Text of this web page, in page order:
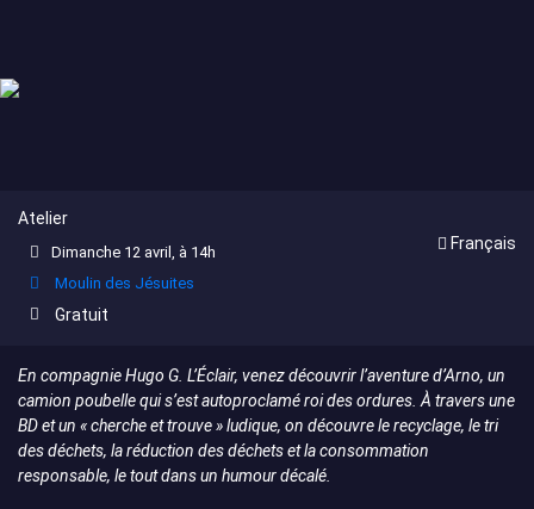
Atelier
Français
Dimanche 12 avril, à 14h
Moulin des Jésuites
Gratuit
En compagnie Hugo G. L’Éclair, venez découvrir l’aventure d’Arno, un
camion poubelle qui s’est autoproclamé roi des ordures. À travers une
BD et un « cherche et trouve » ludique, on découvre le recyclage, le tri
des déchets, la réduction des déchets et la consommation
responsable, le tout dans un humour décalé.